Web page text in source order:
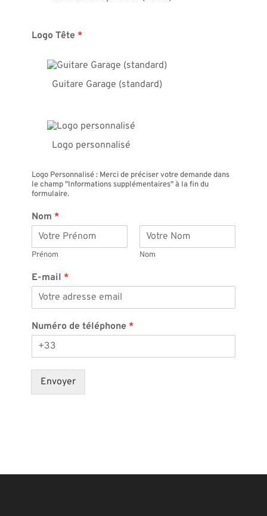
Logo Tête *
Guitare Garage (standard)
Logo personnalisé
Logo Personnalisé : Merci de préciser votre demande dans
le champ "Informations supplémentaires" à la fin du
formulaire.
Nom *
Prénom Nom
E-mail *
Numéro de téléphone *
Envoyer